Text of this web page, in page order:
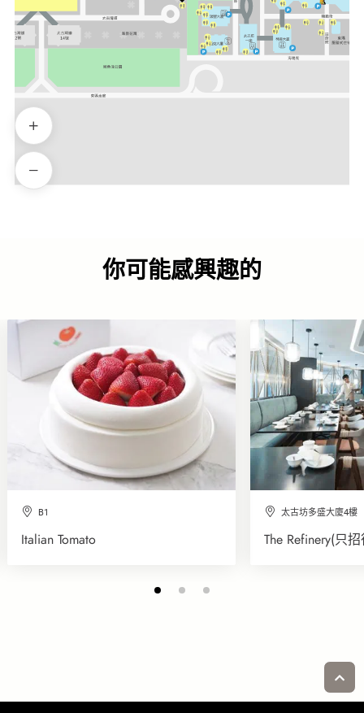
你可能感興趣的
B1
Italian Tomato
太古坊多盛大廈4樓
The Refinery(只